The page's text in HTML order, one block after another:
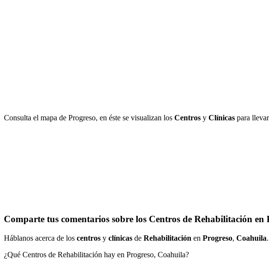
Consulta el mapa de Progreso, en éste se visualizan los Centros y Clínicas para
Comparte tus comentarios sobre los Centros de Rehabilitación en
Háblanos acerca de los centros y clínicas de Rehabilitación en Progreso, Coahuila
¿Qué Centros de Rehabilitación hay en Progreso, Coahuila?